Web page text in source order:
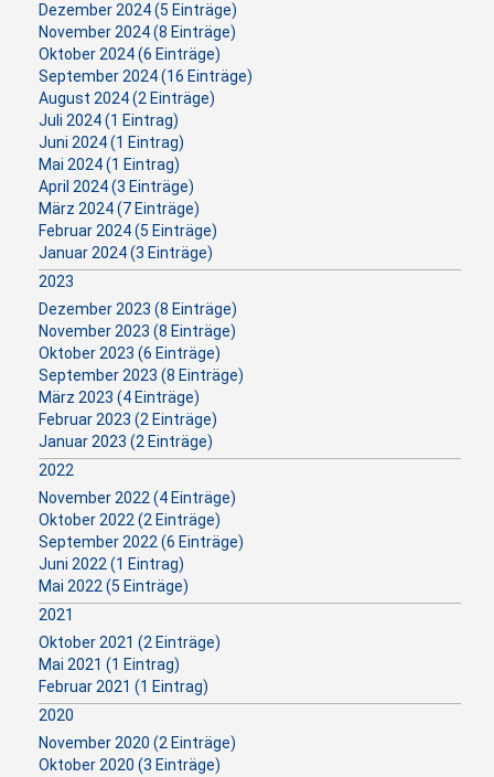
Dezember 2024 (5 Einträge)
November 2024 (8 Einträge)
Oktober 2024 (6 Einträge)
September 2024 (16 Einträge)
August 2024 (2 Einträge)
Juli 2024 (1 Eintrag)
Juni 2024 (1 Eintrag)
Mai 2024 (1 Eintrag)
April 2024 (3 Einträge)
März 2024 (7 Einträge)
Februar 2024 (5 Einträge)
Januar 2024 (3 Einträge)
2023
Dezember 2023 (8 Einträge)
November 2023 (8 Einträge)
Oktober 2023 (6 Einträge)
September 2023 (8 Einträge)
März 2023 (4 Einträge)
Februar 2023 (2 Einträge)
Januar 2023 (2 Einträge)
2022
November 2022 (4 Einträge)
Oktober 2022 (2 Einträge)
September 2022 (6 Einträge)
Juni 2022 (1 Eintrag)
Mai 2022 (5 Einträge)
2021
Oktober 2021 (2 Einträge)
Mai 2021 (1 Eintrag)
Februar 2021 (1 Eintrag)
2020
November 2020 (2 Einträge)
Oktober 2020 (3 Einträge)